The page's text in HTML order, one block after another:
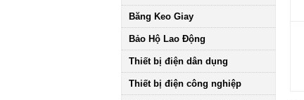
Băng Keo Giay
Bảo Hộ Lao Động
Thiết bị điện dân dụng
Thiết bị điện công nghiệp